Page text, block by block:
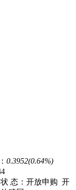
0.3952(0.64%)
状 态： 开放申购 开